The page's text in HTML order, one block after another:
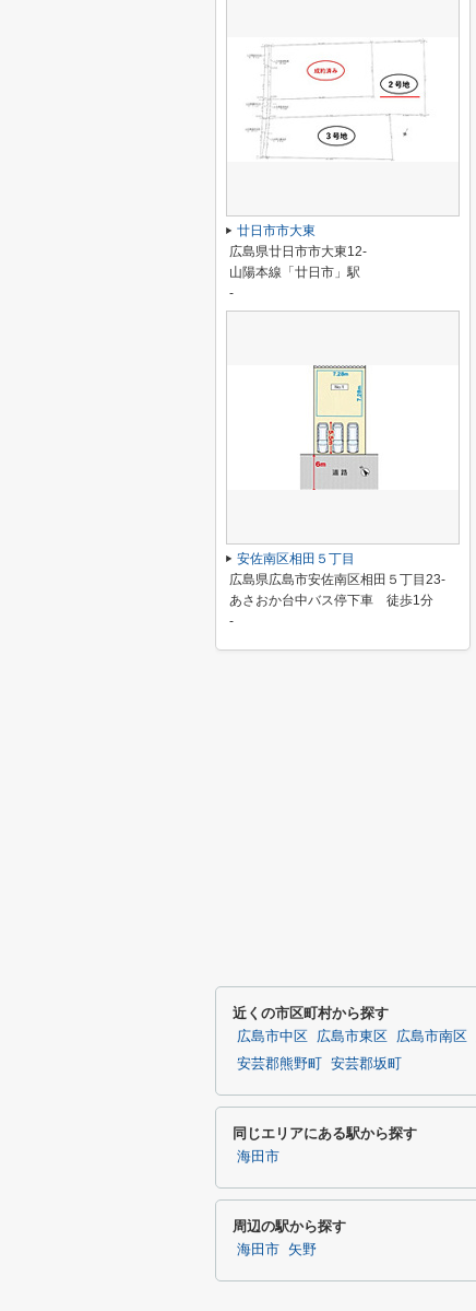
廿日市市大東
広島県廿日市市大東12-
山陽本線「廿日市」駅
-
安佐南区相田５丁目
広島県広島市安佐南区相田５丁目23-
あさおか台中バス停下車 徒歩1分
-
近くの市区町村から探す
広島市中区 広島市東区 広島市南区
安芸郡熊野町
安芸郡坂町
同じエリアにある駅から探す
海田市
周辺の駅から探す
海田市 矢野